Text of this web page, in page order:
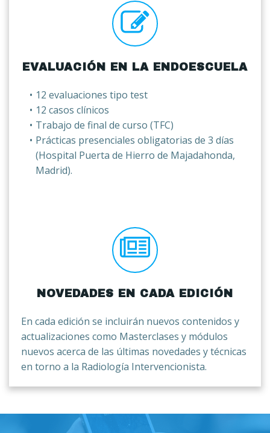
EVALUACIÓN EN LA ENDOESCUELA
12 evaluaciones tipo test
12 casos clínicos
Trabajo de final de curso (TFC)
Prácticas presenciales obligatorias de 3 días
(Hospital Puerta de Hierro de Majadahonda,
Madrid).
NOVEDADES EN CADA EDICIÓN
En cada edición se incluirán nuevos contenidos y
actualizaciones como Masterclases y módulos
nuevos acerca de las últimas novedades y técnicas
en torno a la Radiología Intervencionista.